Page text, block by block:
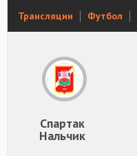
Трансляции Футбол
Спартак
Нальчик